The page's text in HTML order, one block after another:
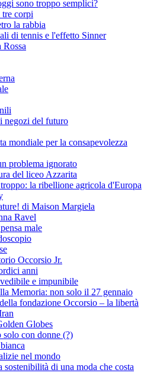
sono troppo semplici?
corpi
la rabbia
di tennis e l'effetto Sinner
negozi del futuro
mondiale per la consapevolezza
problema ignorato
del liceo Azzarita
la ribellione agricola d'Europa
di Maison Margiela
Ravel
male
Occorsio Jr.
anni
e impunibile
Memoria: non solo il 27 gennaio
fondazione Occorsio – la libertà
Globes
con donne (?)
nel mondo
sostenibilità di una moda che costa